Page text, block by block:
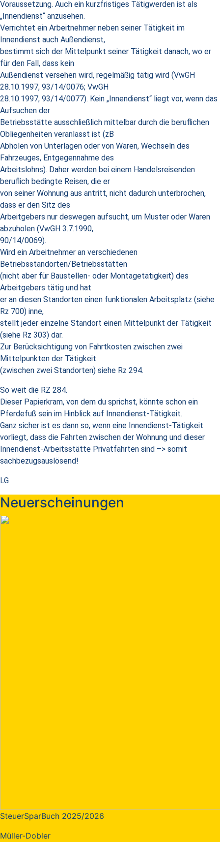
Voraussetzung. Auch ein kurzfristiges Tätigwerden ist als
„Innendienst“ anzusehen.
Verrichtet ein Arbeitnehmer neben seiner Tätigkeit im
Innendienst auch Außendienst,
bestimmt sich der Mittelpunkt seiner Tätigkeit danach, wo er
für den Fall, dass kein
Außendienst versehen wird, regelmäßig tätig wird (VwGH
28.10.1997, 93/14/0076; VwGH
28.10.1997, 93/14/0077). Kein „Innendienst“ liegt vor, wenn das
Aufsuchen der
Betriebsstätte ausschließlich mittelbar durch die beruflichen
Obliegenheiten veranlasst ist (zB
Abholen von Unterlagen oder von Waren, Wechseln des
Fahrzeuges, Entgegennahme des
Arbeitslohns). Daher werden bei einem Handelsreisenden
beruflich bedingte Reisen, die er
von seiner Wohnung aus antritt, nicht dadurch unterbrochen,
dass er den Sitz des
Arbeitgebers nur deswegen aufsucht, um Muster oder Waren
abzuholen (VwGH 3.7.1990,
90/14/0069).
Wird ein Arbeitnehmer an verschiedenen
Betriebsstandorten/Betriebsstätten
(nicht aber für Baustellen- oder Montagetätigkeit) des
Arbeitgebers tätig und hat
er an diesen Standorten einen funktionalen Arbeitsplatz (siehe
Rz 700) inne,
stellt jeder einzelne Standort einen Mittelpunkt der Tätigkeit
(siehe Rz 303) dar.
Zur Berücksichtigung von Fahrtkosten zwischen zwei
Mittelpunkten der Tätigkeit
(zwischen zwei Standorten) siehe Rz 294.
So weit die RZ 284.
Dieser Papierkram, von dem du sprichst, könnte schon ein
Pferdefuß sein im Hinblick auf Innendienst-Tätigkeit.
Ganz sicher ist es dann so, wenn eine Innendienst-Tätigkeit
vorliegt, dass die Fahrten zwischen der Wohnung und dieser
Innendienst-Arbeitsstätte Privatfahrten sind –> somit
sachbezugsauslösend!
LG
Neuerscheinungen
SteuerSparBuch 2025/2026
Müller-Dobler